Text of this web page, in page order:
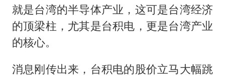
就是台湾的半导体产业，这可是台湾经济
的顶梁柱，尤其是台积电，更是台湾产业
的核心。
消息刚传出来，台积电的股价立马大幅跳